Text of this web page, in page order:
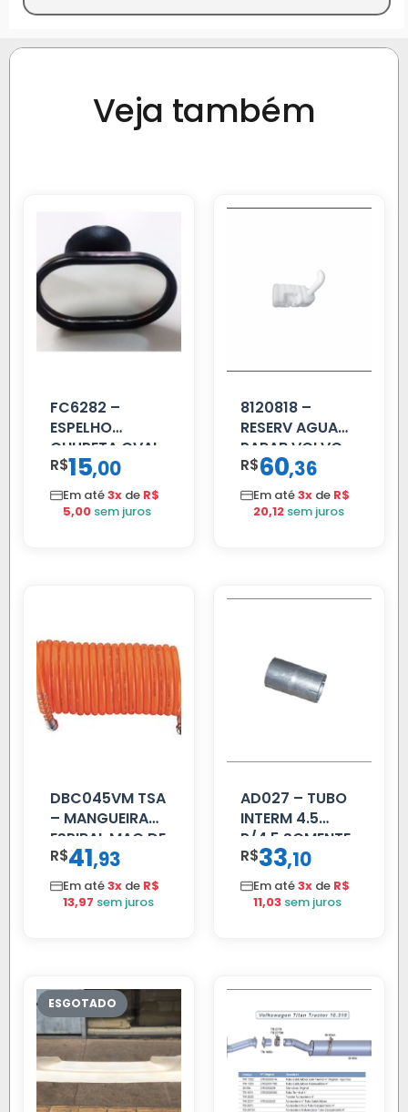
Veja também
FC6282 –
ESPELHO
CHUPETA OVAL
R$15,00
Em até3x de R$
5,00 sem juros
8120818 –
RESERV AGUA
PARAB VOLVO
EDC
R$60,36
Em até3x de R$
20,12 sem juros
DBC045VM TSA
– MANGUEIRA
ESPIRAL MAO DE
AMIGO UNIV 16
MM 4.5MTS
VERMELHA
R$41,93
Em até3x de R$
13,97 sem juros
AD027 – TUBO
INTERM 4.5
P/4.5 SOMENTE
PROLONGADOR
R$33,10
Em até3x de R$
11,03 sem juros